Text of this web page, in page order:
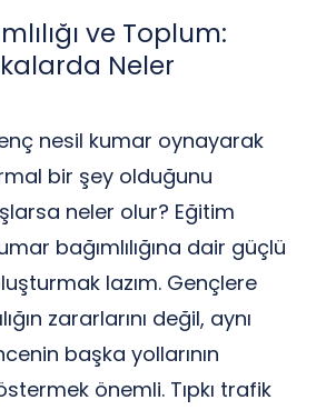
ve Toplum:
Neler
nesil kumar oynayarak
bir şey olduğunu
neler olur? Eğitim
bağımlılığına dair güçlü
lazım. Gençlere
zararlarını değil, aynı
başka yollarının
önemli. Tıpkı trafik